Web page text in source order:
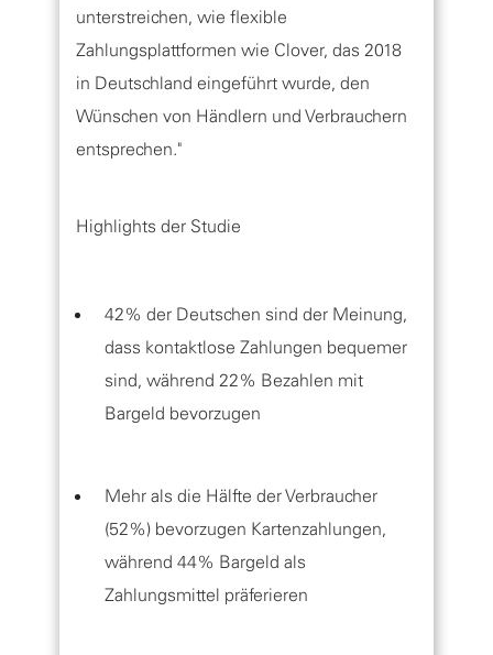
unterstreichen, wie flexible
Zahlungsplattformen wie Clover, das 2018
in Deutschland eingeführt wurde, den
Wünschen von Händlern und Verbrauchern
entsprechen."
Highlights der Studie
42% der Deutschen sind der Meinung,
dass kontaktlose Zahlungen bequemer
sind, während 22% Bezahlen mit
Bargeld bevorzugen
Mehr als die Hälfte der Verbraucher
(52%) bevorzugen Kartenzahlungen,
während 44% Bargeld als
Zahlungsmittel präferieren